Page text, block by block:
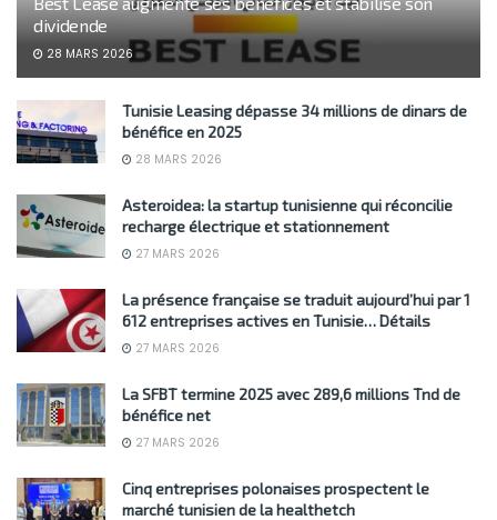
dividende
28 MARS 2026
Tunisie Leasing dépasse 34 millions de dinars de
bénéfice en 2025
28 MARS 2026
Asteroidea: la startup tunisienne qui réconcilie
recharge électrique et stationnement
27 MARS 2026
La présence française se traduit aujourd’hui par 1
612 entreprises actives en Tunisie… Détails
27 MARS 2026
La SFBT termine 2025 avec 289,6 millions Tnd de
bénéfice net
27 MARS 2026
Cinq entreprises polonaises prospectent le
marché tunisien de la healthetch